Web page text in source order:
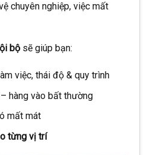
chuyên nghiệp, việc mất
bộ sẽ giúp bạn:
việc, thái độ & quy trình
hàng vào bất thường
mất mát
từng vị trí